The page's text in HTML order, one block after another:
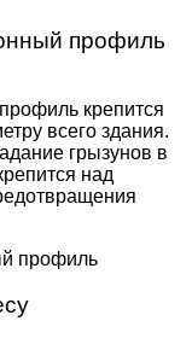
профиль
крепится
всего здания.
грызунов в
над